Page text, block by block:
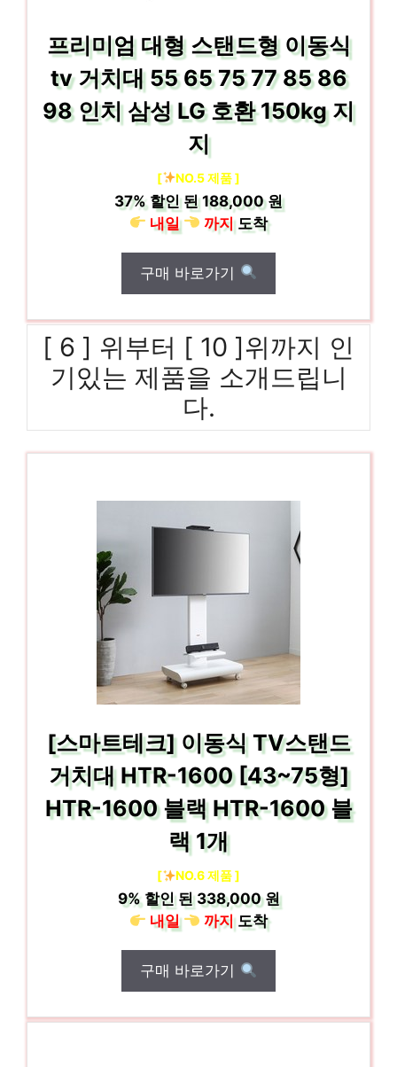
프리미엄 대형 스탠드형 이동식
tv 거치대 55 65 75 77 85 86
98 인치 삼성 LG 호환 150kg 지
지
[ NO.5 제품 ]
37% 할인 된188,000 원
내일
까지도착
구매 바로가기
[ 6 ] 위부터 [ 10 ]위까지 인
기있는 제품을 소개드립니
다.
[스마트테크] 이동식 TV스탠드
거치대 HTR-1600 [43~75형]
HTR-1600 블랙 HTR-1600 블
랙 1개
[ NO.6 제품 ]
9%할인 된338,000 원
내일
까지도착
구매 바로가기